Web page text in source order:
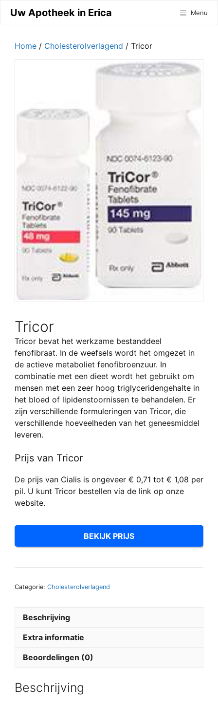
naar
inhoud
Uw Apotheek in Erica Menu
Home / Cholesterolverlagend / Tricor
Tricor
Tricor bevat het werkzame bestanddeel
fenofibraat. In de weefsels wordt het omgezet in
de actieve metaboliet fenofibroenzuur. In
combinatie met een dieet wordt het gebruikt om
mensen met een zeer hoog triglyceridengehalte in
het bloed of lipidenstoornissen te behandelen. Er
zijn verschillende formuleringen van Tricor, die
verschillende hoeveelheden van het geneesmiddel
leveren.
Prijs van Tricor
De prijs van Cialis is ongeveer € 0,71 tot € 1,08 per
pil. U kunt Tricor bestellen via de link op onze
website.
BEKIJK PRIJS
Categorie: Cholesterolverlagend
Beschrijving
Extra informatie
Beoordelingen (0)
Beschrijving